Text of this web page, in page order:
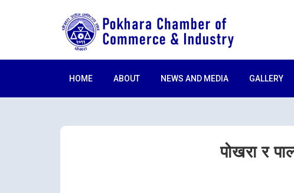
HOME ABOUT NEWS AND MEDIA GALLERY
पोखरा र